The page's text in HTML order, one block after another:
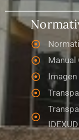
Manual
Imagen
IDEXUD